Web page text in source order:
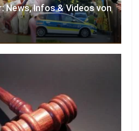
News, Infos & Videos von